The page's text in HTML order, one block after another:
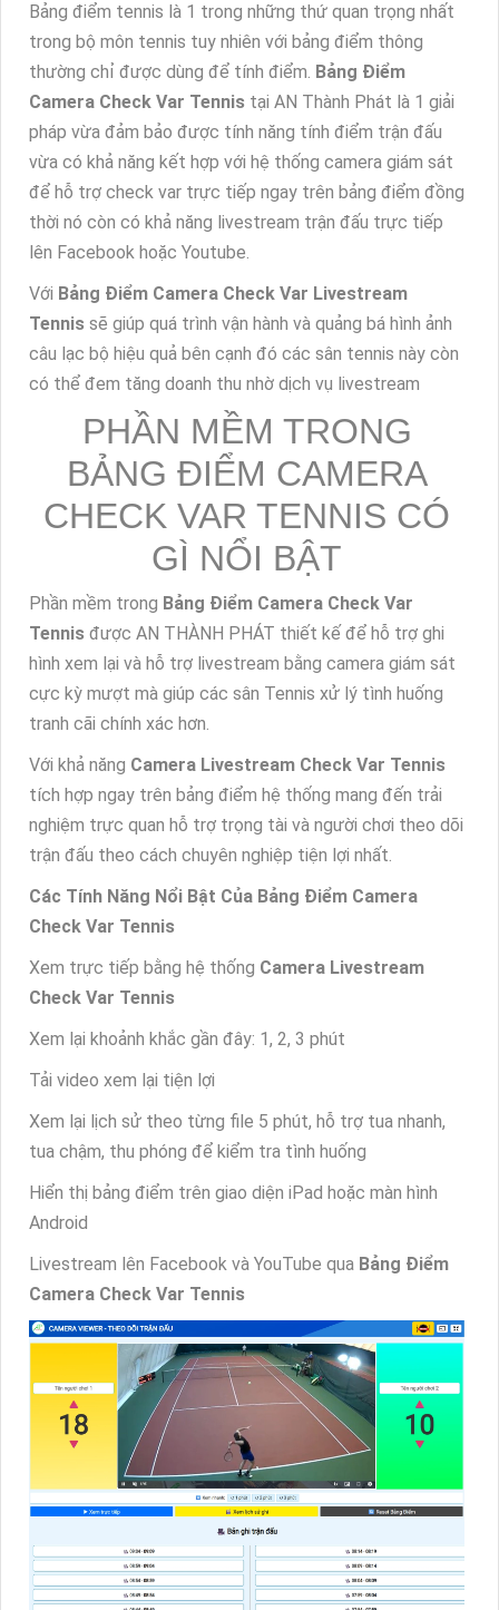
Bảng điểm tennis là 1 trong những thứ quan trọng nhất
trong bộ môn tennis tuy nhiên với bảng điểm thông
thường chỉ được dùng để tính điểm. Bảng Điểm
Camera Check Var Tennis tại AN Thành Phát là 1 giải
pháp vừa đảm bảo được tính năng tính điểm trận đấu
vừa có khả năng kết hợp với hệ thống camera giám sát
để hỗ trợ check var trực tiếp ngay trên bảng điểm đồng
thời nó còn có khả năng livestream trận đấu trực tiếp
lên Facebook hoặc Youtube.
Với Bảng Điểm Camera Check Var Livestream
Tennis sẽ giúp quá trình vận hành và quảng bá hình ảnh
câu lạc bộ hiệu quả bên cạnh đó các sân tennis này còn
có thể đem tăng doanh thu nhờ dịch vụ livestream
PHẦN MỀM TRONG
BẢNG ĐIỂM CAMERA
CHECK VAR TENNIS CÓ
GÌ NỔI BẬT
Phần mềm trong Bảng Điểm Camera Check Var
Tennis được AN THÀNH PHÁT thiết kế để hỗ trợ ghi
hình xem lại và hỗ trợ livestream bằng camera giám sát
cực kỳ mượt mà giúp các sân Tennis xử lý tình huống
tranh cãi chính xác hơn.
Với khả năng Camera Livestream Check Var Tennis
tích hợp ngay trên bảng điểm hệ thống mang đến trải
nghiệm trực quan hỗ trợ trọng tài và người chơi theo dõi
trận đấu theo cách chuyên nghiệp tiện lợi nhất.
Các Tính Năng Nổi Bật Của Bảng Điểm Camera
Check Var Tennis
Xem trực tiếp bằng hệ thống Camera Livestream
Check Var Tennis
Xem lại khoảnh khắc gần đây: 1, 2, 3 phút
Tải video xem lại tiện lợi
Xem lại lịch sử theo từng file 5 phút, hỗ trợ tua nhanh,
tua chậm, thu phóng để kiểm tra tình huống
Hiển thị bảng điểm trên giao diện iPad hoặc màn hình
Android
Livestream lên Facebook và YouTube qua Bảng Điểm
Camera Check Var Tennis